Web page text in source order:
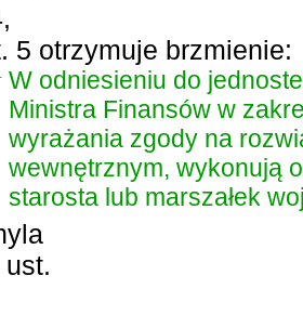
5 otrzymuje brzmienie:
W odniesieniu do
Ministra Finansów w
wyrażania zgody na
wewnętrznym, wykonują
starosta lub marszałek